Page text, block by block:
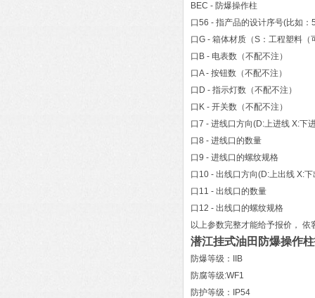
BEC - 防爆操作柱
口56 - 指产品的设计序号(比如：
口G - 箱体材质（S：工程塑料
口B - 电表数（不配不注）
口A - 按钮数（不配不注）
口D - 指示灯数（不配不注）
口K - 开关数（不配不注）
口7 - 进线口方向(D:上进线 X:下
口8 - 进线口的数量
口9 - 进线口的螺纹规格
口10 - 出线口方向(D:上出线 X:下
口11 - 出线口的数量
口12 - 出线口的螺纹规
以上参数完整才能给予报价，
潜江挂式油田防爆操作柱
防爆等级：IIB
防腐等级:WF1
防护等级：IP54